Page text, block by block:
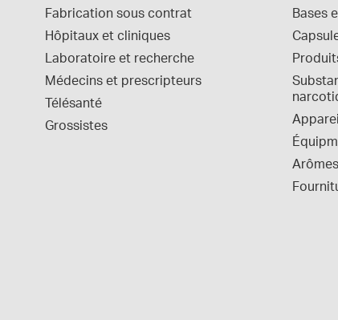
Fabrication sous contrat
Hôpitaux et cliniques
Laboratoire et recherche
Médecins et prescripteurs
Télésanté
Grossistes
Bases